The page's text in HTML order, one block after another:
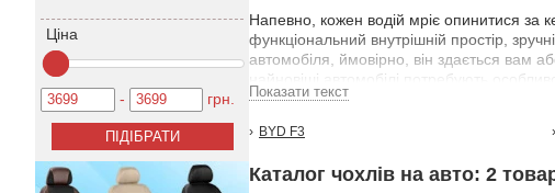
Ціна
- грн.
Напевно, кожен водій мріє опинитися за
функціональний внутрішній простір,
автомобіля, ймовірно, він здається вам
найновіші автомобілі потребують
автомобіль БИД , які захистять
Чохли, представлені в нашому магазині,
Показати текст
BYD F3
Каталог чохлів на авто: 2